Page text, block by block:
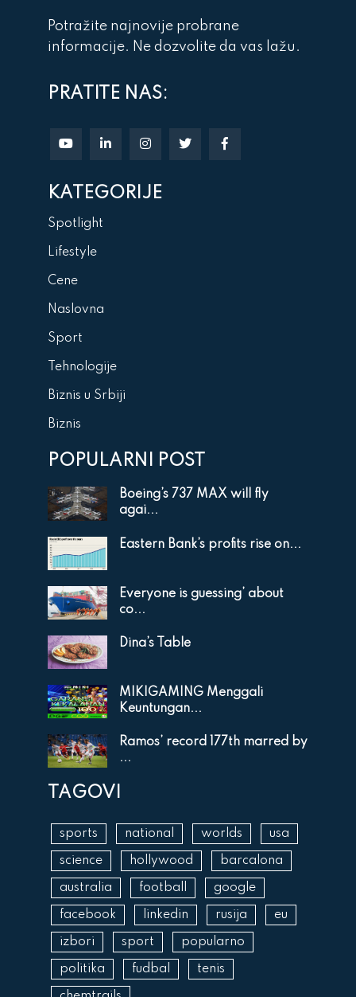
Potražite najnovije probrane
informacije. Ne dozvolite da vas lažu.
PRATITE NAS:
KATEGORIJE
Spotlight
Lifestyle
Cene
Naslovna
Sport
Tehnologije
Biznis u Srbiji
Biznis
POPULARNI POST
Boeing’s 737 MAX will fly
agai...
Eastern Bank’s profits rise on...
Everyone is guessing’ about
co...
Dina’s Table
MIKIGAMING Menggali
Keuntungan...
Ramos’ record 177th marred by
...
TAGOVI
sports national worlds usa
science hollywood barcalona
australia football google
facebook linkedin rusija eu
izbori sport popularno
politika fudbal tenis